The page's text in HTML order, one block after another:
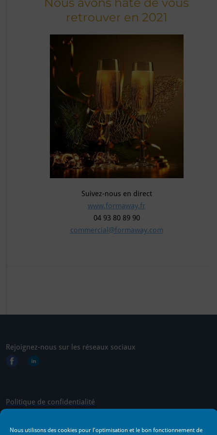
Nous utilisons des cookies pour l'optimisation et le bon fonctionnement de
Nous avons hâte de vous
retrouver en 2021
Suivez-nous en direct
www.formaway.fr
04 93 80 89 90
commercial@formaway.com
Rejoignez-nous sur les réseaux sociaux
Politique de confidentialité